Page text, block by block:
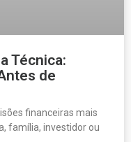
Técnica:
de
financeiras mais
família, investidor ou